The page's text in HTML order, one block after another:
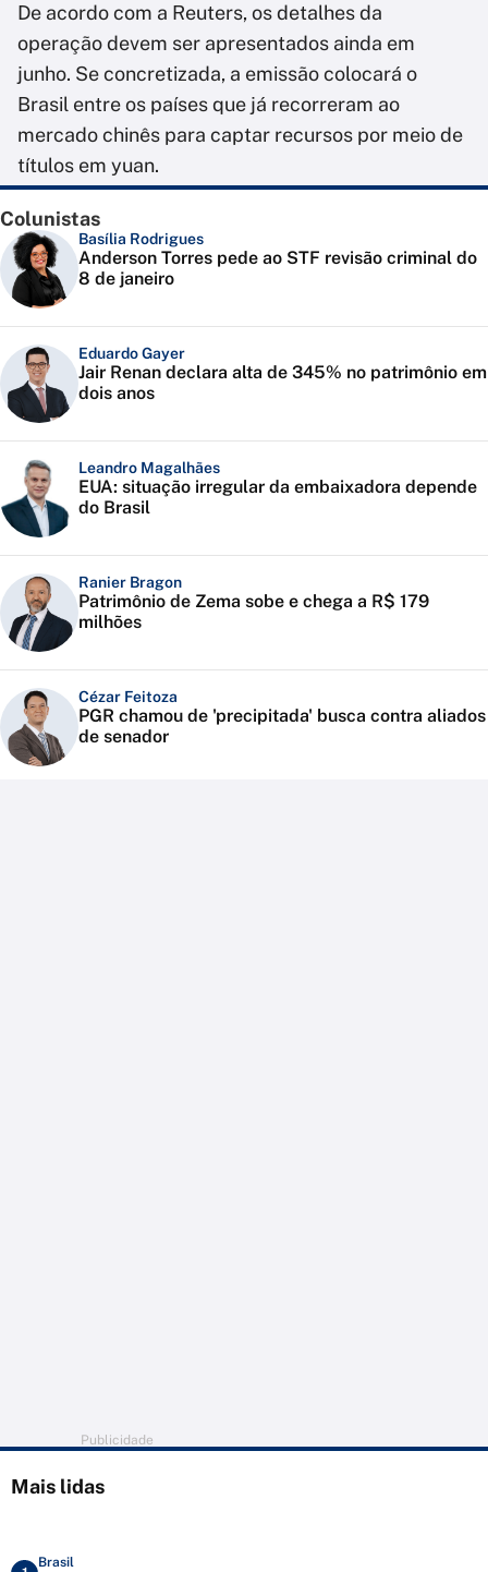
De acordo com a Reuters, os detalhes da
operação devem ser apresentados ainda em
junho. Se concretizada, a emissão colocará o
Brasil entre os países que já recorreram ao
mercado chinês para captar recursos por meio de
títulos em yuan.
Colunistas
Basília Rodrigues
Anderson Torres pede ao STF revisão criminal do
8 de janeiro
Eduardo Gayer
Jair Renan declara alta de 345% no patrimônio em
dois anos
Leandro Magalhães
EUA: situação irregular da embaixadora depende
do Brasil
Ranier Bragon
Patrimônio de Zema sobe e chega a R$ 179
milhões
Cézar Feitoza
PGR chamou de 'precipitada' busca contra aliados
de senador
Publicidade
Mais lidas
Brasil